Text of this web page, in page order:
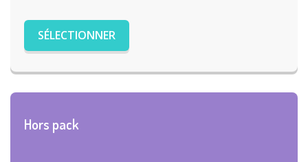
SÉLECTIONNER
Hors pack